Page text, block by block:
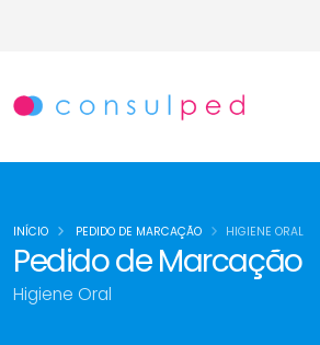
Pedido de Marcação
Higiene Oral
INÍCIO PEDIDO DE MARCAÇÃO HIGIENE ORAL